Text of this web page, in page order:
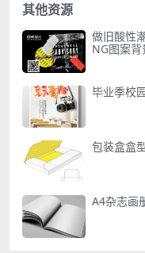
其他资源
做旧酸性
NG图案
毕业季校
包装盒盒
A4杂志画